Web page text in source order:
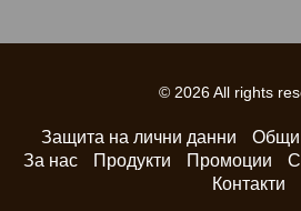
© 2026 All rights
Защита на лични данни Общи
За нас
Продукти Промоции
Контакти